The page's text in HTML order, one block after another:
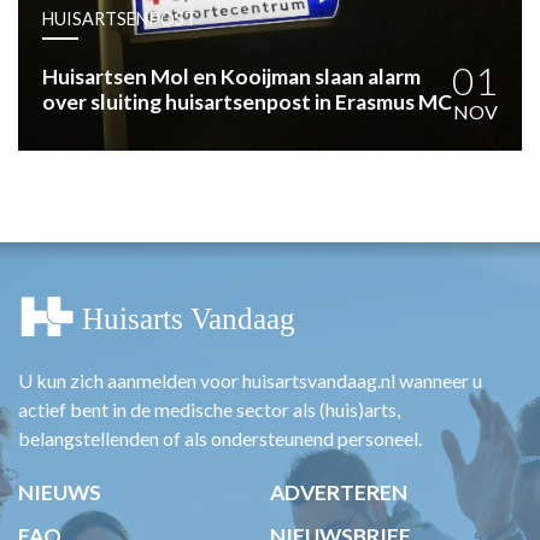
PRAKTIJKZAKEN
TARIEVEN
VPHUISARTSEN
HUISARTSENPOST
Huisartsen Mol en Kooijman slaan alarm
over sluiting huisartsenpost in Erasmus MC01
NOV
U kun zich aanmelden voor huisartsvandaag.nl wanneer u
actief bent in de medische sector als (huis)arts,
belangstellenden of als ondersteunend personeel.
NIEUWS
ADVERTEREN